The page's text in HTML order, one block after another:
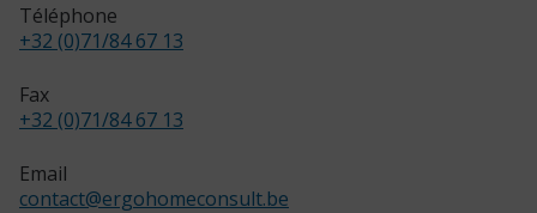
Téléphone
+32 (0)71/84 67 13
Fax
+32 (0)71/84 67 13
Email
contact@ergohomeconsult.be